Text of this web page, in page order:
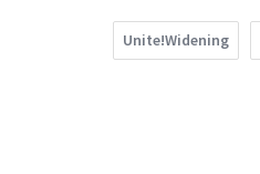
Unite!Widening